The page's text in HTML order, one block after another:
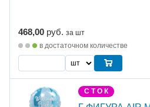
468,00 руб. за шт
в достаточном количестве
С Т О К